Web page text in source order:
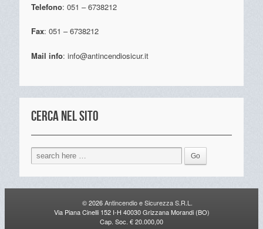
Telefono: 051 – 6738212
Fax: 051 – 6738212
Mail info: info@antincendiosicur.it
Cerca nel sito
© 2026Antincendio e Sicurezza S.R.L.
Via Piana Cinelli 152 I-H 40030 Grizzana Morandi (BO)
Cap. Soc. € 20.000,00